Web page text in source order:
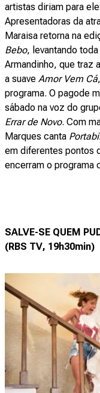
artistas diriam para
Apresentadoras da
Maraisa retorna na
Bebo, levantando
Armandinho, que traz
a suave Amor Vem Cá
programa. O pagode
sábado na voz do
Errar de Novo. Com
Marques canta
em diferentes pontos
encerram o programa
SALVE-SE QUEM
(RBS TV, 19h30min)